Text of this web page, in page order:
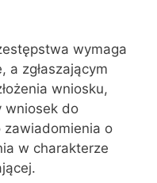
wymaga
a zgłaszającym
wniosku,
wniosek do
zawiadomienia o
w charakterze